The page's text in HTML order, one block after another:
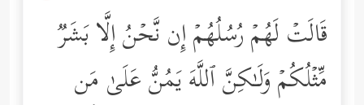
قَالَتۡ لَهُمۡ رُسُلُهُمۡ إِن نَّحۡنُ إِلَّا بَشَرࣱ
مِّثۡلُكُمۡ وَلَـٰكِنَّ ٱللَّهَ یَمُنُّ عَلَىٰ مَن